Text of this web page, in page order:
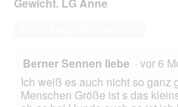
Berner Sennen liebe · vor 6
Ich weiß es auch nicht so ganz
Menschen Größe ist s das